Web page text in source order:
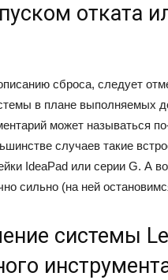
отката
сброса, следует
в плане выполняемых
может называться
случаев такие
IdeaPad или серии G. А
сильно (на ней
системы